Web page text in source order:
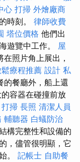
心 打掃 外燴廠商
時刻。 律師收費
塔位價格 他們出
遊覽中工作。 屋
照片角上展出，
療程推薦 設計 私
的餐廳外，船上還
容器在碰撞前放
打掃 長照 清潔人員
輔聽器 白蟻防治
構完整性和設備的
，儘管很明顯，它
。 記帳士 自助餐